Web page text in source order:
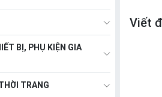
BỊ, PHỤ KIỆN GIA
TRANG
Viết